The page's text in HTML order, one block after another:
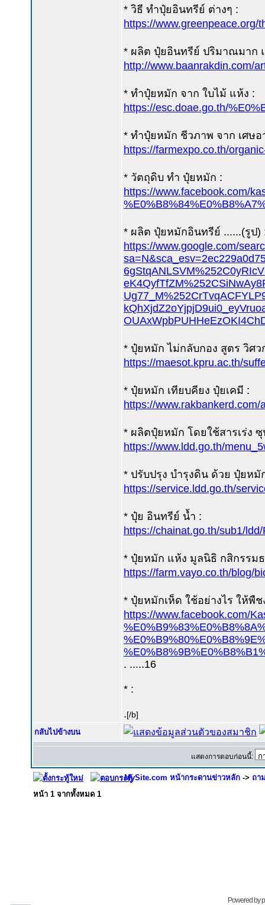
* วิธี ทำปุ๋ยอินทรีย์ ต่างๆ :
https://www.greenpeace.org/
* ผลิต ปุ๋ยอินทรีย์ ปริมาณมาก
http://www.baanrakdin.com/
* ทำปุ๋ยหมัก จาก ใบไม้ แห้ง :
https://esc.doae.go.th/
* ทำปุ๋ยหมัก ชีวภาพ จาก เศษอ
https://farmexpo.co.th/
* วัตถุดิบ ทำ ปุ๋ยหมัก :
https://www.facebook.com/
* ผลิต ปุ๋ยหมักอินทรีย์ ......(รูป)
https://www.google.com/
* ปุ๋ยหมัก ไม่กลับกอง สูตร วิศว
https://maesot.kpru.ac.th/
* ปุ๋ยหมัก เทียบคียง ปุ๋ยเคมี :
https://
* ผลิตปุ๋ยหมัก โดยใช้สารเร่ง ซุ
https://www.ldd.go.th/
* ปรับปรุง บำรุงดิน ด้วย ปุ๋ยหมั
https://service.ldd.go.th/
* ปุ๋ย อินทรีย์ น้ำ :
https://chainat.go.th/sub1/
* ปุ๋ยหมัก แห้ง มูลนิธิ กสิกรรม
https://farm.vayo.co.th/blog/
* ปุ๋ยหมักเห็ด ใช้อย่างไร ให้พื
https://www.facebook.com/
. .....16
* :
.[/b]
กลับไปข้างบน
แสดงการตอบก่อนนี้:
MySite.com หน้ากระดานข่าวหลัก -> ถา
หน้า 1 จากทั้งหมด 1
Powered by